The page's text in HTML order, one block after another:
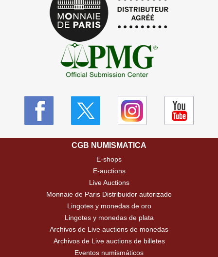
CGB NUMISMATICA
E-shops
E-auctions
Live Auctions
Monnaie de Paris Distribuidor autorizado
Lingotes y monedas de oro
Lingotes y monedas de plata
Archivos de Live auctions de monedas
Archivos de Live auctions de billetes
Eventos numismáticos